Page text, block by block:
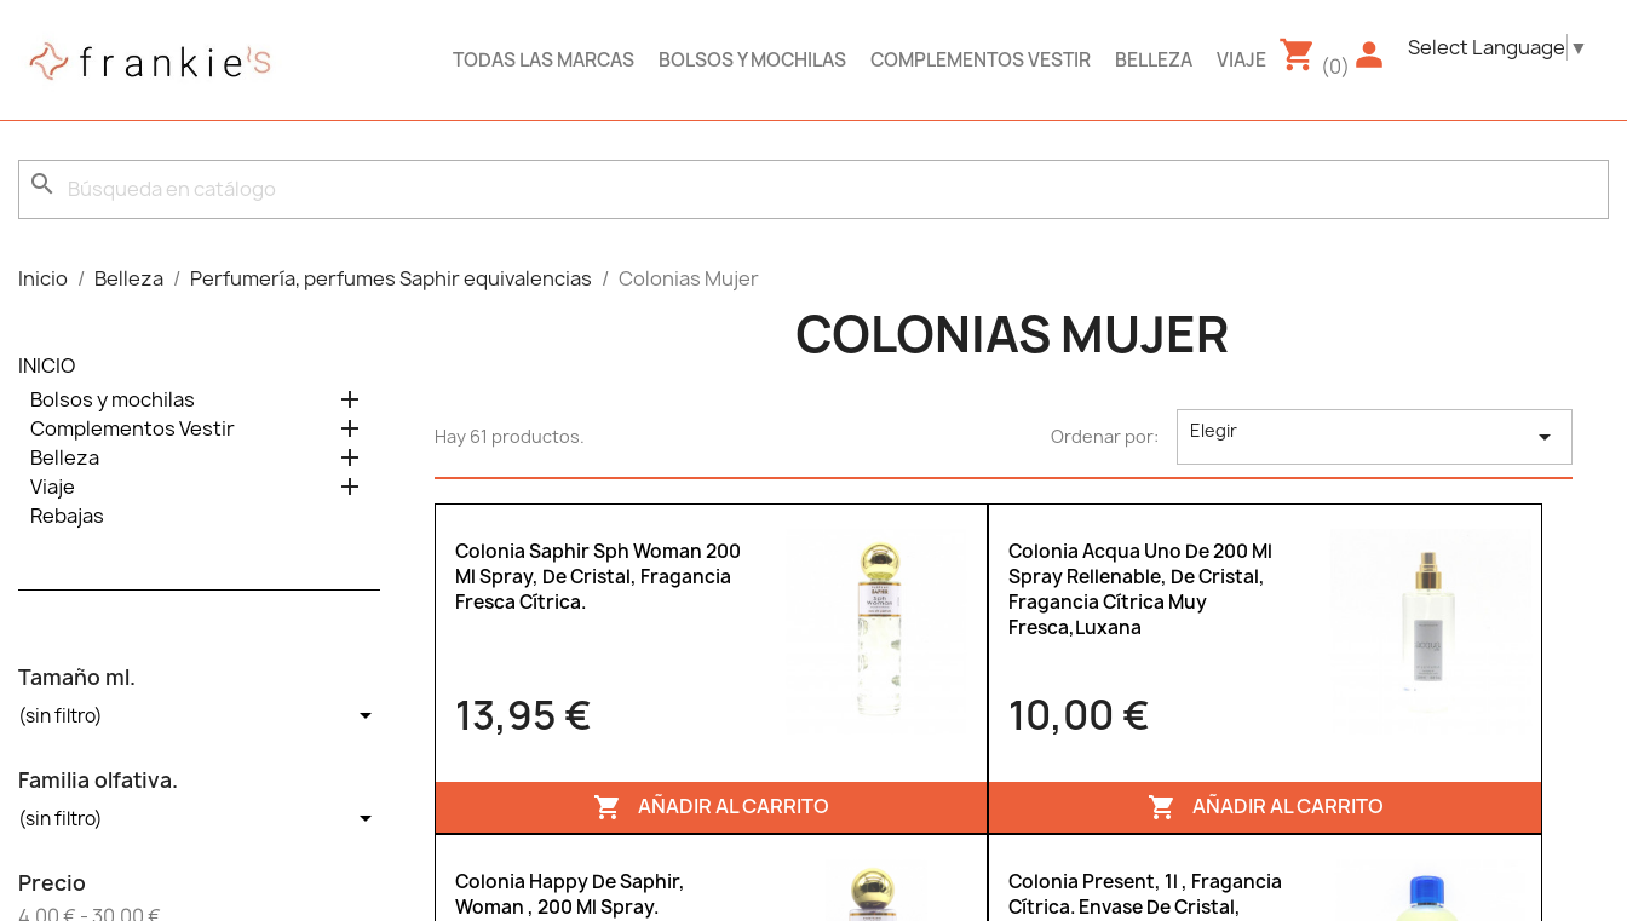
TODAS LAS MARCAS BOLSOS Y MOCHILAS COMPLEMENTOS VESTIR BELLEZA VIAJE (0)
Select Language ▼
search
Inicio Belleza Perfumería, perfumes Saphir equivalencias Colonias Mujer
INICIO
Bolsos y mochilas

Complementos Vestir 
Belleza 
Viaje 
Rebajas
Tamaño ml.
(sin filtro) 
Familia olfativa.
(sin filtro) 
Precio
COLONIAS MUJER
Hay 61 productos. Ordenar por: Elegir 
Colonia Saphir Sph Woman 200
Ml Spray, De Cristal, Fragancia
Fresca Cítrica.
13,95 €
 AÑADIR AL CARRITO
Colonia Acqua Uno De 200 Ml
Spray Rellenable, De Cristal,
Fragancia Cítrica Muy
Fresca,Luxana
10,00 €
 AÑADIR AL CARRITO
Colonia Happy De Saphir,
Woman , 200 Ml Spray.
Colonia Present, 1l , Fragancia
Cítrica. Envase De Cristal,